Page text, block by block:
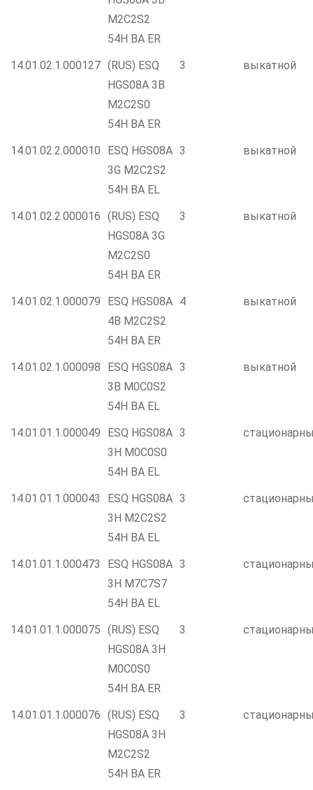
M2C2S2
54H BA ER
14.01.02.1.000127 (RUS) ESQ
HGS08A 3B
M2C2S0
54H BA ER
3 выкатной
14.01.02.2.000010
ESQ HGS08A
3G M2C2S2
54H BA EL
3 выкатной
14.01.02.2.000016 (RUS) ESQ
HGS08A 3G
M2C2S0
54H BA ER
3 выкатной
14.01.02.1.000079
ESQ HGS08A
4B M2C2S2
54H BA ER
4 выкатной
14.01.02.1.000098
ESQ HGS08A
3B M0C0S2
54H BA EL
3 выкатной
14.01.01.1.000049
ESQ HGS08A
3H M0C0S0
54H BA EL
3
14.01.01.1.000043
ESQ HGS08A
3H M2C2S2
54H BA EL
3
14.01.01.1.000473
ESQ HGS08A
3H M7C7S7
54H BA EL
3
14.01.01.1.000075 (RUS) ESQ
HGS08A 3H
M0C0S0
54H BA ER
3
14.01.01.1.000076 (RUS) ESQ
HGS08A 3H
M2C2S2
54H BA ER
3